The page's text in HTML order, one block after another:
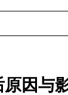
因与